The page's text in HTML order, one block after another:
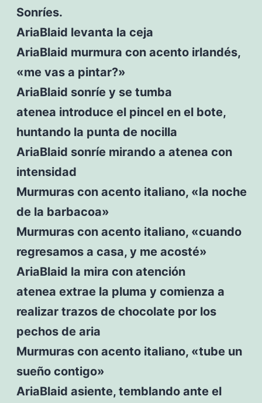
Sonríes.
AriaBlaid levanta la ceja
AriaBlaid murmura con acento irlandés,
«me vas a pintar?»
AriaBlaid sonríe y se tumba
atenea introduce el pincel en el bote,
huntando la punta de nocilla
AriaBlaid sonríe mirando a atenea con
intensidad
Murmuras con acento italiano, «la noche
de la barbacoa»
Murmuras con acento italiano, «cuando
regresamos a casa, y me acosté»
AriaBlaid la mira con atención
atenea extrae la pluma y comienza a
realizar trazos de chocolate por los
pechos de aria
Murmuras con acento italiano, «tube un
sueño contigo»
AriaBlaid asiente, temblando ante el